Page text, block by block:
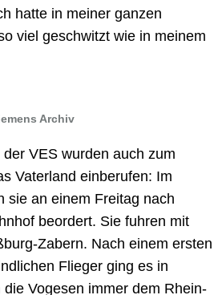
hatte in meiner ganzen
viel geschwitzt wie in meinem
Archiv
VES wurden auch zum
Vaterland einberufen: Im
sie an einem Freitag nach
beordert. Sie fuhren mit
Zabern. Nach einem ersten
Flieger ging es in
Vogesen immer dem Rhein-